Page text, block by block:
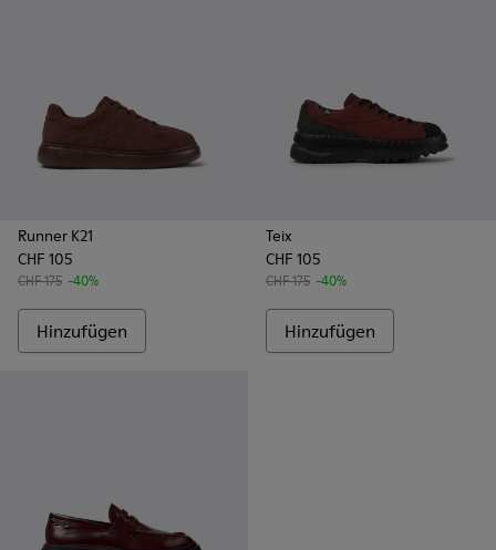
Runner K21
CHF 105
CHF 175 -40%
Hinzufügen
Teix
CHF 105
CHF 175 -40%
Hinzufügen